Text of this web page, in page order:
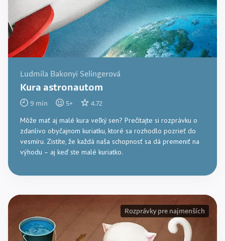
Ludmila Bakonyi Selingerová
Kura astronautom
9 min 5+ 4.72
Môže mať aj malé kura veľký sen? Prečítajte si rozprávku o
zdanlivo obyčajnom kuriatku, ktoré sa rozhodlo pozrieť do
vesmíru. Zistíte, že každá naša schopnosť sa dá premeniť na
výhodu – aj keď ste malé kuriatko.
Rozprávky pre najmenších